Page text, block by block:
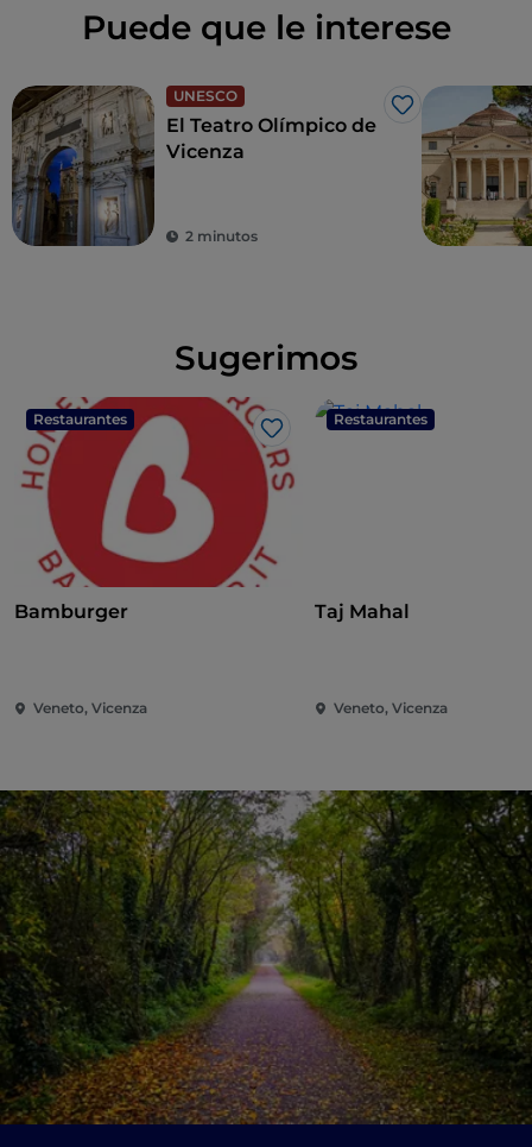
Puede que le interese
UNESCO
Me gusta
El Teatro Olímpico de
Vicenza
2 minutos
Sugerimos
Restaurantes
Me gusta
Bamburger
Veneto, Vicenza
Restaurantes
Taj Mahal
Veneto, Vicenza